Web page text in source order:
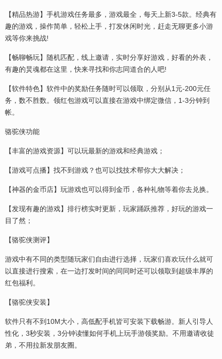
【精品热游】手机游戏任务最多，游戏最全，每天上新3-5款。经典有
趣的游戏，操作简单，轻松上手，打发休闲时光，赶走无聊更多小游
戏等你来挑战!
【畅聊畅玩】随机匹配，线上邀请，实时分享好游戏，好看的外表，
有趣的炅魂都在这里，快来寻找和你志同道合的人吧!
【软件特色】软件中的奖励任务随时可以领取，分别从1元-200元任
务，数不胜数。领红包游戏可以直接在游戏中绑定微信，1-3分钟到
帐。
骆驼侠功能
【丰富的游戏资源】可以玩最新的游戏和经典游戏；
【游戏可点播】找不到游戏？也可以找技术帮你大大解决；
【神器的金币店】玩游戏也可以得到金币，各种礼物等着你去兑换。
【发现有趣的游戏】排行榜实时更新，玩家踊跃推荐，好玩的游戏一
目了然；
【骆驼侠测评】
游戏中有不同的类型随玩家们自由进行选择，玩家们喜欢玩什么就可
以直接进行搜索，在一边打发时间的同同时还可以领取到超级丰厚的
红包福利。
【骆驼侠安装】
软件只有不到10M大小，高低配手机皆可安装下载畅游。新人引导人
性化，3秒安装，3分钟读懂如何手机上玩手游领奖励。不用邀请收徒
弟，不用拉新发朋友圈。